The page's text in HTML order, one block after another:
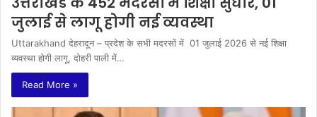
जुलाई से लागू होगी नई व्यवस्था
Uttarakhand देहरादून – प्रदेश के सभी मदरसों में 01 जुलाई 2026 से नई शिक्षा
व्यवस्था होगी लागू, दोहरी पाली में…
Read More »